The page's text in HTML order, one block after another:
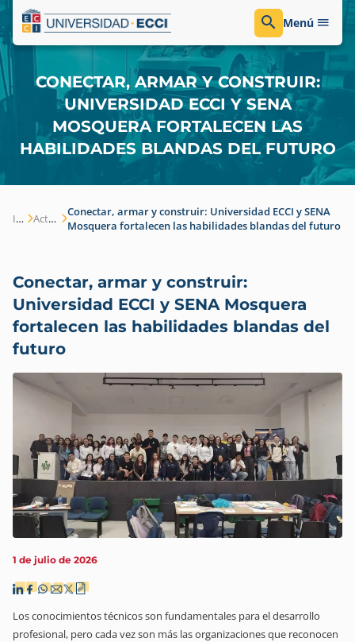
Menú
CONECTAR, ARMAR Y CONSTRUIR:
UNIVERSIDAD ECCI Y SENA
MOSQUERA FORTALECEN LAS
HABILIDADES BLANDAS DEL FUTURO
Inicio Actualidad
Conectar, armar y construir: Universidad ECCI y SENA
Mosquera fortalecen las habilidades blandas del futuro
Conectar, armar y construir:
Universidad ECCI y SENA Mosquera
fortalecen las habilidades blandas del
futuro
1 de julio de 2026
Los conocimientos técnicos son fundamentales para el desarrollo
profesional, pero cada vez son más las organizaciones que reconocen